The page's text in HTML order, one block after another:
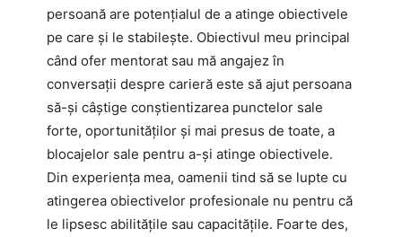
persoană are potențialul de a atinge obiectivele
pe care și le stabilește. Obiectivul meu principal
când ofer mentorat sau mă angajez în
conversații despre carieră este să ajut persoana
să-și câștige conștientizarea punctelor sale
forte, oportunităților și mai presus de toate, a
blocajelor sale pentru a-și atinge obiectivele.
Din experiența mea, oamenii tind să se lupte cu
atingerea obiectivelor profesionale nu pentru că
le lipsesc abilitățile sau capacitățile. Foarte des,